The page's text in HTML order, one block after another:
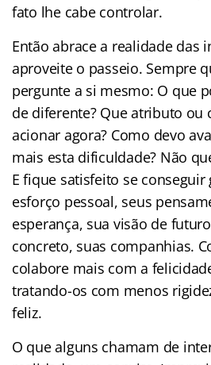
fato lhe cabe controlar.
Então abrace a realidade das
aproveite o passeio. Sempre
pergunte a si mesmo: O que
de diferente? Que atributo ou
acionar agora? Como devo
mais esta dificuldade? Não
E fique satisfeito se conseguir
esforço pessoal, seus
esperança, sua visão de
concreto, suas companhias.
colabore mais com a
tratando-os com menos
feliz.
O que alguns chamam de